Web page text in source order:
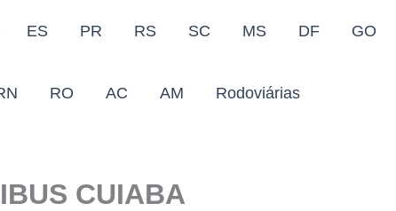
ES PR RS SC MS DF GO
RO AC AM Rodoviárias
CUIABA